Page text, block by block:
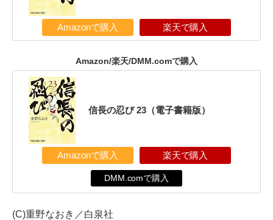
Amazonで購入 楽天で購入
Amazon/楽天/DMM.comで購入
信長の忍び 23（電子書籍版）
Amazonで購入 楽天で購入
DMM.comで購入
(C)重野なおき／白泉社